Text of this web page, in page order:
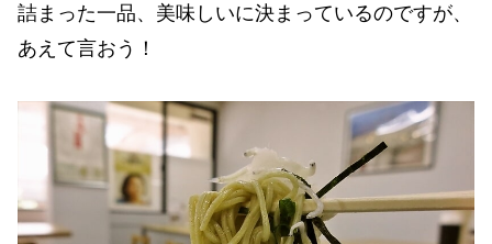
詰まった一品、美味しいに決まっているのですが、
あえて言おう！